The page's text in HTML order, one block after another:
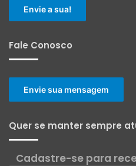
Envie a sua!
Fale Conosco
Envie sua mensagem
Quer se manter sempre
Cadastre-se para